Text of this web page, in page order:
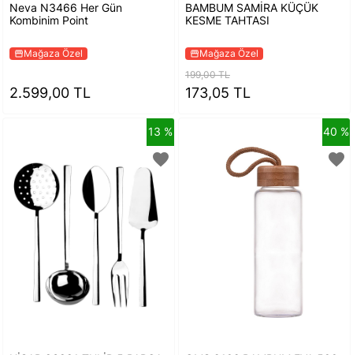
Neva N3466 Her Gün
Kombinim Point
storefrontMağaza Özel
2.599,00 TL
BAMBUM SAMİRA KÜÇÜK
KESME TAHTASI
storefrontMağaza Özel
199,00 TL
173,05 TL
13 %
favorite
40 %
favorite